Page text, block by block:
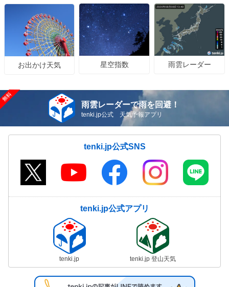
お出かけ天気 星空指数 雨雲レーダー
雨雲レーダーで雨を回避！
tenki.jp公式 天気予報アプリ
tenki.jp公式SNS
tenki.jp公式アプリ
tenki.jp tenki.jp 登山天気